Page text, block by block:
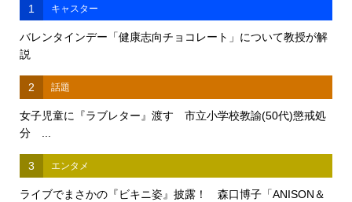
1 キャスター
バレンタインデー「健康志向チョコレート」について教授が解
説
2 話題
女子児童に『ラブレター』渡す 市立小学校教諭(50代)懲戒処
分 ...
3 エンタメ
ライブでまさかの『ビキニ姿』披露！ 森口博子「ANISON＆